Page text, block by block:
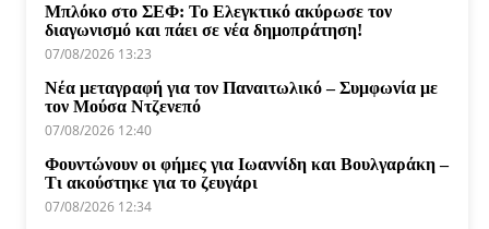
Μπλόκο στο ΣΕΦ: Το Ελεγκτικό ακύρωσε τον
διαγωνισμό και πάει σε νέα δημοπράτηση!
07/08/2026 13:23
Νέα μεταγραφή για τον Παναιτωλικό – Συμφωνία με
τον Μούσα Ντζενεπό
07/08/2026 12:40
Φουντώνουν οι φήμες για Ιωαννίδη και Βουλγαράκη –
Τι ακούστηκε για το ζευγάρι
07/08/2026 12:34